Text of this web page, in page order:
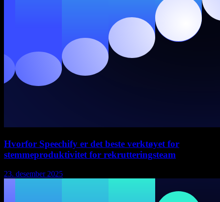
Hvorfor Speechify er det beste verktøyet for
stemmeproduktivitet for rekrutteringsteam
23. desember 2025